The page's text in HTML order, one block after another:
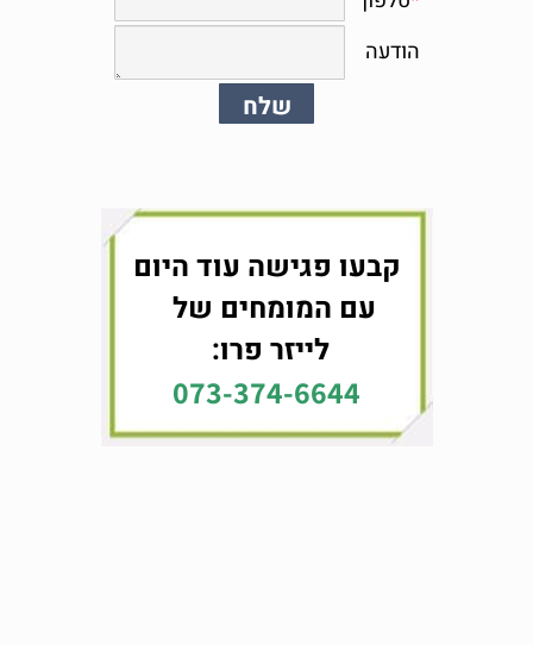
קבעו פגישה עוד היום
עם המומחים של
לייזר פרו:
073-374-6644